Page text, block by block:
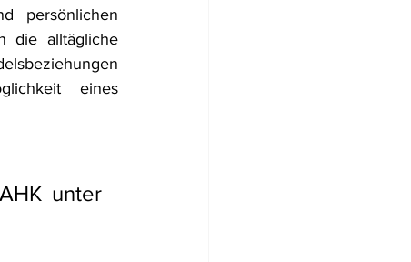
persönlichen
die alltägliche
eines
unter